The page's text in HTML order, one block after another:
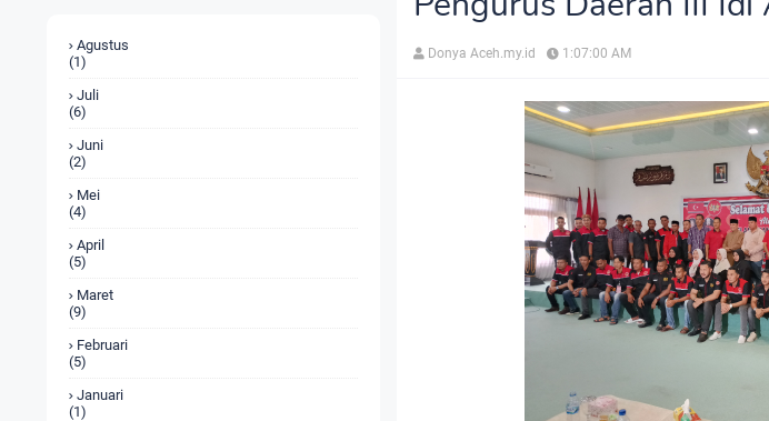
Agustus
(1)
Juli
(6)
Juni
(2)
Mei
(4)
April
(5)
Maret
(9)
Februari
(5)
Januari
(1)
Donya Aceh.my.id 1:07:00 AM